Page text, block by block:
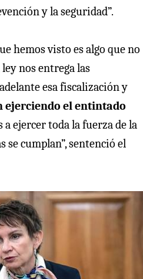
y la seguridad”.
hemos visto es algo que no
nos entrega las
esa fiscalización y
ejerciendo el entintado
a ejercer toda la fuerza de la
se cumplan”, sentenció el